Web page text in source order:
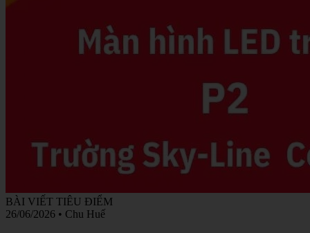
BÀI VIẾT TIÊU ĐIỂM
26/06/2026 • Chu Huế